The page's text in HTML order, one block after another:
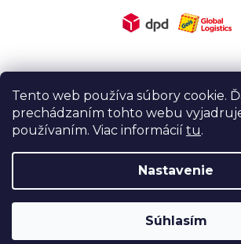
Tento web používa súbory cookie.
prechádzaním tohto webu
používaním. Viac informácií tu.
Nastavenie
Súhlasím
Vytvoril Shoptet |Nakódoval
Domajzahrada.sk.